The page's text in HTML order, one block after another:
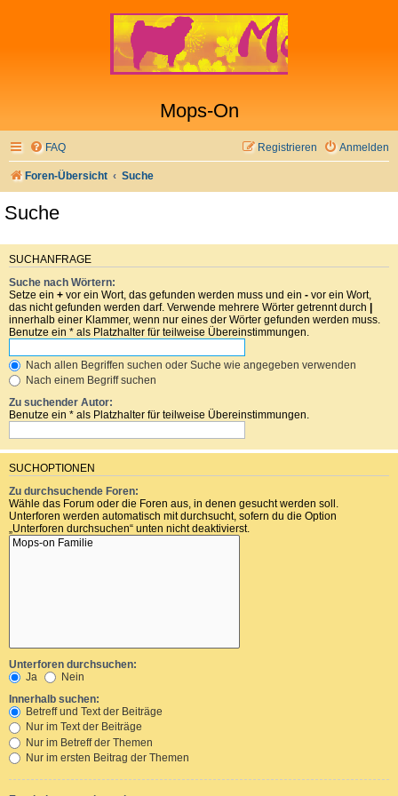
Mops-On
FAQ Anmelden
Registrieren
Foren-Übersicht Suche
Suche
SUCHANFRAGE
Suche nach Wörtern:
Setze ein + vor ein Wort, das gefunden werden muss und ein - vor ein Wort,
das nicht gefunden werden darf. Verwende mehrere Wörter getrennt durch |
innerhalb einer Klammer, wenn nur eines der Wörter gefunden werden muss.
Benutze ein * als Platzhalter für teilweise Übereinstimmungen.
Nach allen Begriffen suchen oder Suche wie angegeben verwenden
Nach einem Begriff suchen
Zu suchender Autor:
Benutze ein * als Platzhalter für teilweise Übereinstimmungen.
SUCHOPTIONEN
Zu durchsuchende Foren:
Wähle das Forum oder die Foren aus, in denen gesucht werden soll.
Unterforen werden automatisch mit durchsucht, sofern du die Option
„Unterforen durchsuchen“ unten nicht deaktivierst.
Unterforen durchsuchen:
Ja
Nein
Innerhalb suchen:
Betreff und Text der Beiträge
Nur im Text der Beiträge
Nur im Betreff der Themen
Nur im ersten Beitrag der Themen